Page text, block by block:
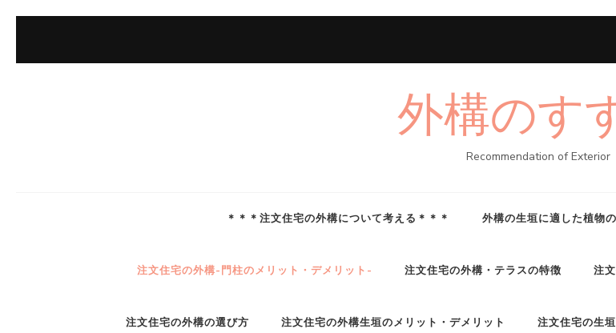
外構のす
Recommendation of Exterior
＊＊＊注文住宅の外構について考える＊＊＊ 外構の生垣に適した植物
注文住宅の外構-門柱のメリット・デメリット- 注文住宅の外構・テラスの特徴 注
注文住宅の外構の選び方 注文住宅の外構生垣のメリット・デメリット 注文住宅の生